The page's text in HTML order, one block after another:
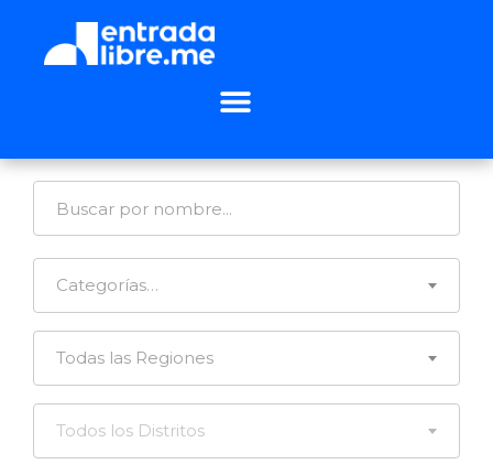
Categorías…
Todas las Regiones
Todos los Distritos